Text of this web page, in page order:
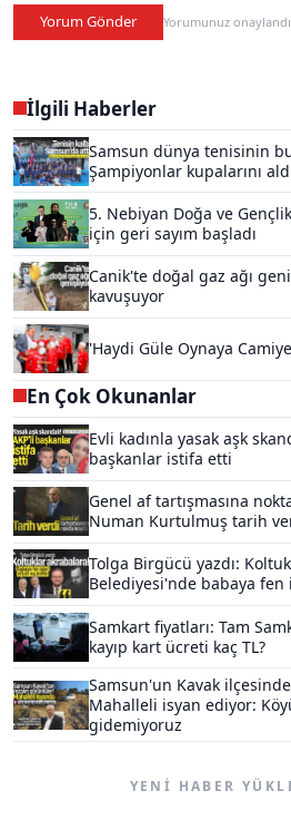
Yorum Gönder Yorumunuz
İlgili Haberler
Samsun dünya tenisinin
Şampiyonlar kupalarını
5. Nebiyan Doğa ve
için geri sayım başladı
Canik'te doğal gaz ağı
kavuşuyor
'Haydi Güle Oynaya
En Çok Okunanlar
Evli kadınla yasak aşk
başkanlar istifa etti
Genel af tartışmasına
Numan Kurtulmuş tarih
Tolga Birgücü yazdı:
Belediyesi'nde babaya fen
Samkart fiyatları: Tam
kayıp kart ücreti kaç TL?
Samsun'un Kavak
Mahalleli isyan ediyor:
gidemiyoruz
YENI HABER